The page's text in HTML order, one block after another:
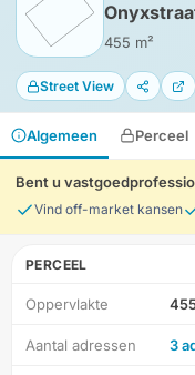
455 m²
Street View
Algemeen Perceel
Bent u
Vind off-market kansen
PERCEEL
Oppervlakte
Aantal adressen 3